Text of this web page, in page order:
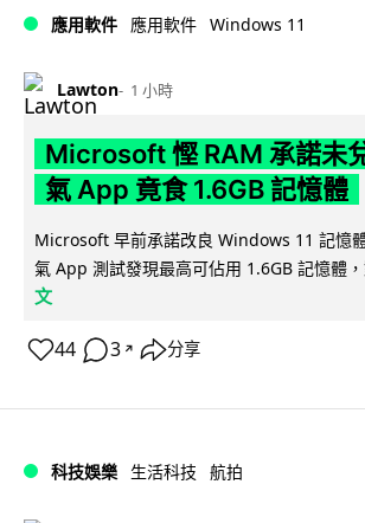
應用軟件 應用軟件 Windows 11
Lawton 1 小時
Microsoft 慳 RAM 承諾未
氣 App 竟食 1.6GB 記憶體
Microsoft 早前承諾改良 Windows 11 記憶
氣 App 測試發現最高可佔用 1.6GB 記憶體
文
44 3 ↗ 分享
科技娛樂 生活科技 航拍